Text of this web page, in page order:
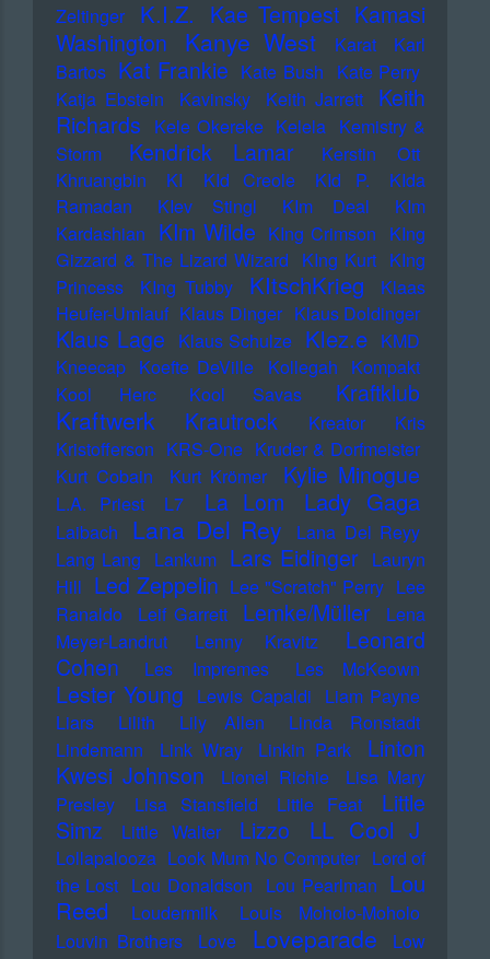
Zeltinger
K.I.Z. Kae Tempest Kamasi
Washington
Kanye West Karat
Karl
Bartos Kat Frankie Kate Bush Kate Perry
Katja Ebstein
Kavinsky Keith Jarrett
Keith
Richards Kele Okereke Kelela Kemistry &
Storm
Kendrick Lamar
Kerstin Ott
Khruangbin
KI KId Creole KId P.
KIda
Ramadan
KIev Stingl KIm Deal
KIm
Kardashian KIm Wilde KIng Crimson KIng
Gizzard & The Lizard Wizard KIng Kurt KIng
Princess
KIng Tubby KItschKrieg
Klaas
Heufer-Umlauf Klaus Dinger Klaus Doldinger
Klaus Lage Klaus Schulze Klez.e KMD
Kneecap Koefte DeVille Kollegah Kompakt
Kool Herc
Kool Savas Kraftklub
Kraftwerk Krautrock Kreator
Kris
Kristofferson KRS-One Kruder & Dorfmeister
Kurt Cobain
Kurt Krömer Kylie Minogue
L.A. Priest L7 La Lom Lady Gaga
Laibach Lana Del Rey
Lana Del Reyy
Lang Lang Lankum Lars Eidinger Lauryn
Hill Led Zeppelin Lee "Scratch" Perry Lee
Ranaldo
Leif Garrett Lemke/Müller
Lena
Meyer-Landrut
Lenny Kravitz
Leonard
Cohen
Les Impremes Les McKeown
Lester Young Lewis Capaldi Liam Payne
Liars
Lilith Lily Allen
Linda Ronstadt
Lindemann
Link Wray Linkin Park
Linton
Kwesi Johnson
Lionel Richie
Lisa Mary
Presley
Lisa Stansfield Little Feat
Little
Simz
Little Walter Lizzo LL Cool J
Lollapalooza Look Mum No Computer Lord of
the Lost Lou Donaldson Lou Pearlman Lou
Reed
Loudermilk
Louis Moholo-Moholo
Louvin Brothers
Love Loveparade
Low